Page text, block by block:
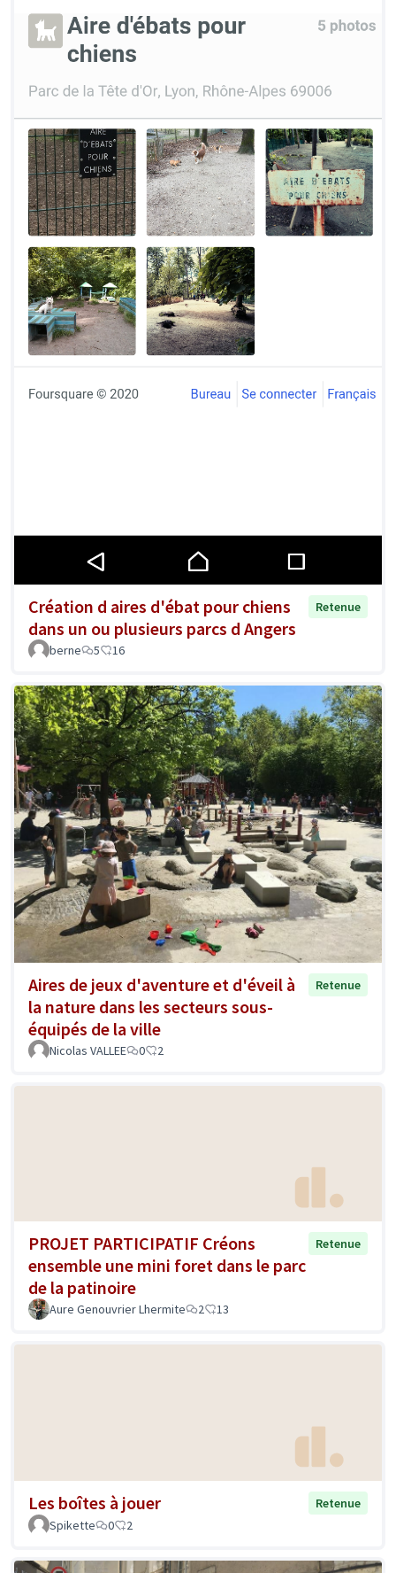
Création d aires d'ébat pour chiens
dans un ou plusieurs parcs d Angers
Retenue
berne 5 16
Aires de jeux d'aventure et d'éveil à
la nature dans les secteurs sous-
équipés de la ville
Retenue
Nicolas VALLEE 0 2
PROJET PARTICIPATIF Créons
ensemble une mini foret dans le parc
de la patinoire
Retenue
Aure Genouvrier Lhermite 2 13
Les boîtes à jouer
Retenue
Spikette
0 2